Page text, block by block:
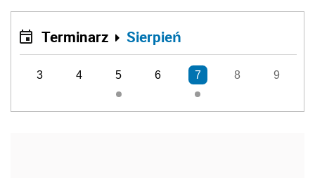
Terminarz Sierpień
3 4 5 6 7 8 9